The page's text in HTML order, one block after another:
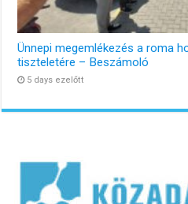
Ünnepi megemlékezés a roma
tiszteletére – Beszámoló
5 days ezelőtt